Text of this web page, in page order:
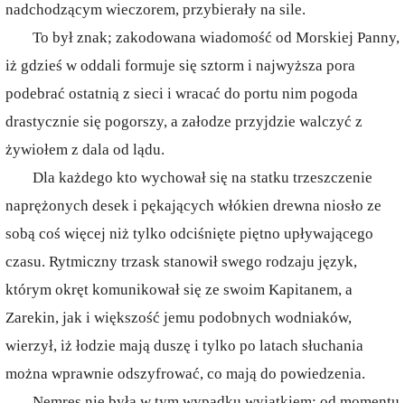
nadchodzącym wieczorem, przybierały na sile.
To był znak; zakodowana wiadomość od Morskiej Panny,
iż gdzieś w oddali formuje się sztorm i najwyższa pora
podebrać ostatnią z sieci i wracać do portu nim pogoda
drastycznie się pogorszy, a załodze przyjdzie walczyć z
żywiołem z dala od lądu.
Dla każdego kto wychował się na statku trzeszczenie
naprężonych desek i pękających włókien drewna niosło ze
sobą coś więcej niż tylko odciśnięte piętno upływającego
czasu. Rytmiczny trzask stanowił swego rodzaju język,
którym okręt komunikował się ze swoim Kapitanem, a
Zarekin, jak i większość jemu podobnych wodniaków,
wierzył, iż łodzie mają duszę i tylko po latach słuchania
można wprawnie odszyfrować, co mają do powiedzenia.